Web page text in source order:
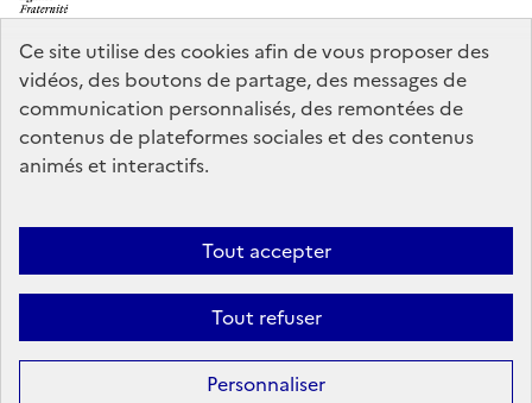
Ce site utilise des cookies afin de vous proposer des
vidéos, des boutons de partage, des messages de
communication personnalisés, des remontées de
contenus de plateformes sociales et des contenus
animés et interactifs.
Tout accepter
Tout refuser
Personnaliser
legifrance.gouv.fr
info.gouv.fr
service-public.gouv.fr
data.gouv.fr
Mentions légales
conforme
Politique d’utilisation des témoins de connexion
Sauf mention contraire, tous les contenus de ce site sont sous